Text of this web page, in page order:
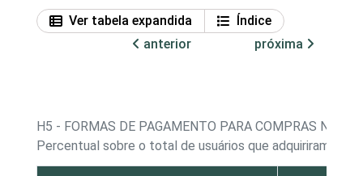
Ver tabela expandida
Índice
anterior
próxima
H5 - FORMAS DE PAGAMENTO PARA COMPRAS NA
Percentual sobre o total de usuários que adquiriram